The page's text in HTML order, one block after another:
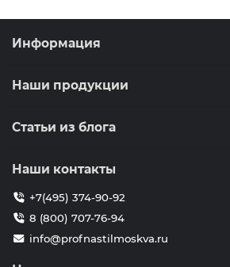
Информация
Наши продукции
Статьи из блога
Наши контакты
+7(495) 374-90-92
8 (800) 707-76-94
info@profnastilmoskva.ru